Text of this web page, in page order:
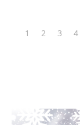
1 2 3 4